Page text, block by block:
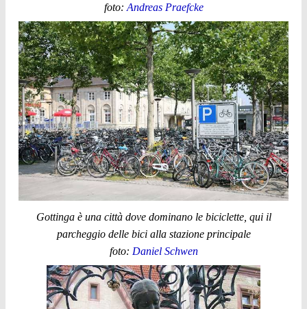
foto: Andreas Praefcke
Gottinga è una città dove dominano le biciclette, qui il
parcheggio delle bici alla stazione principale
foto: Daniel Schwen